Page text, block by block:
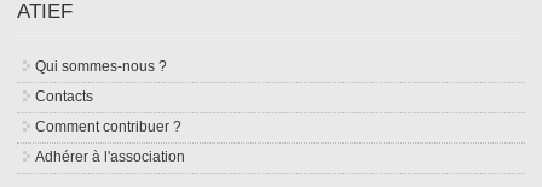
ATIEF
Qui sommes-nous ?
Contacts
Comment contribuer ?
Adhérer à l'association